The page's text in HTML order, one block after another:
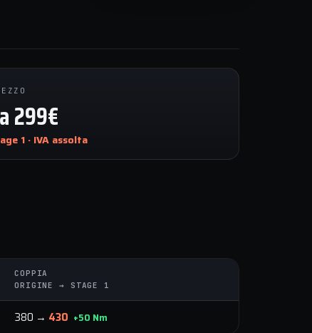
299€
1 · IVA assolta
COPPIA
ORIGINE → STAGE 1
380 → 430 +50 Nm